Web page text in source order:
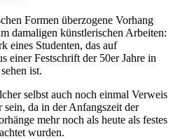
Formen überzogene Vorhang
damaligen künstlerischen Arbeiten:
eines Studenten, das auf
einer Festschrift der 50er Jahre in
ist.
selbst auch noch einmal Verweis
da in der Anfangszeit der
mehr noch als heute als festes
wurden.